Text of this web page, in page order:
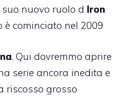
nuovo ruolo d Iron
è cominciato nel 2009
. Qui dovremmo aprire
serie ancora inedita e
riscosso grosso